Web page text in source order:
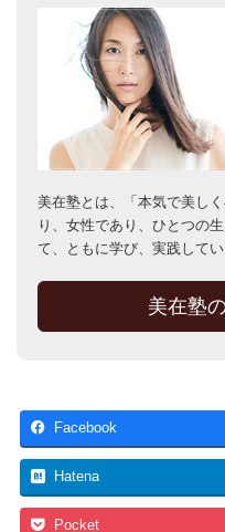
美在塾とは、「本気で美し
り、女性であり、ひとつの
て、ともに学び、実践してい
美在塾
Facebook
Hatena
Pocket